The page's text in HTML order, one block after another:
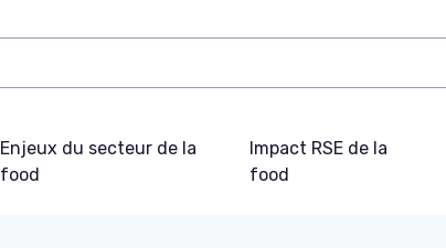
Enjeux du secteur de la
food
Impact RSE de la
food